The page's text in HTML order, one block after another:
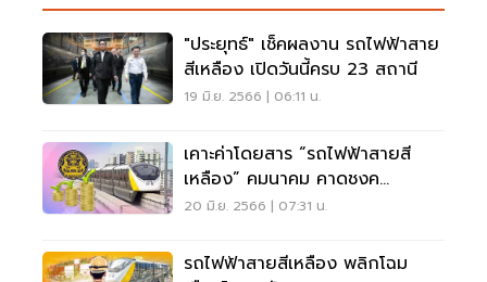
"ประยุทธ์" เช็คผลงาน รถไฟฟ้าสาย
สีเหลือง เปิดวันนี้ครบ 23 สถานี
19 มิ.ย. 2566 | 06:11 น.
เคาะค่าโดยสาร “รถไฟฟ้าสายสี
เหลือง” คมนาคม คาดชงค
รม.สัปดาห์หน้า
20 มิ.ย. 2566 | 07:31 น.
รถไฟฟ้าสายสีเหลือง พลิกโฉม